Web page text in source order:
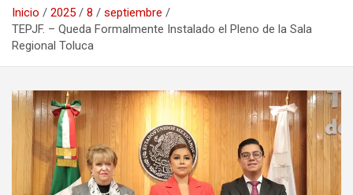
Inicio 2025 8
septiembre
TEPJF. – Queda Formalmente Instalado el Pleno de la Sala
Regional Toluca